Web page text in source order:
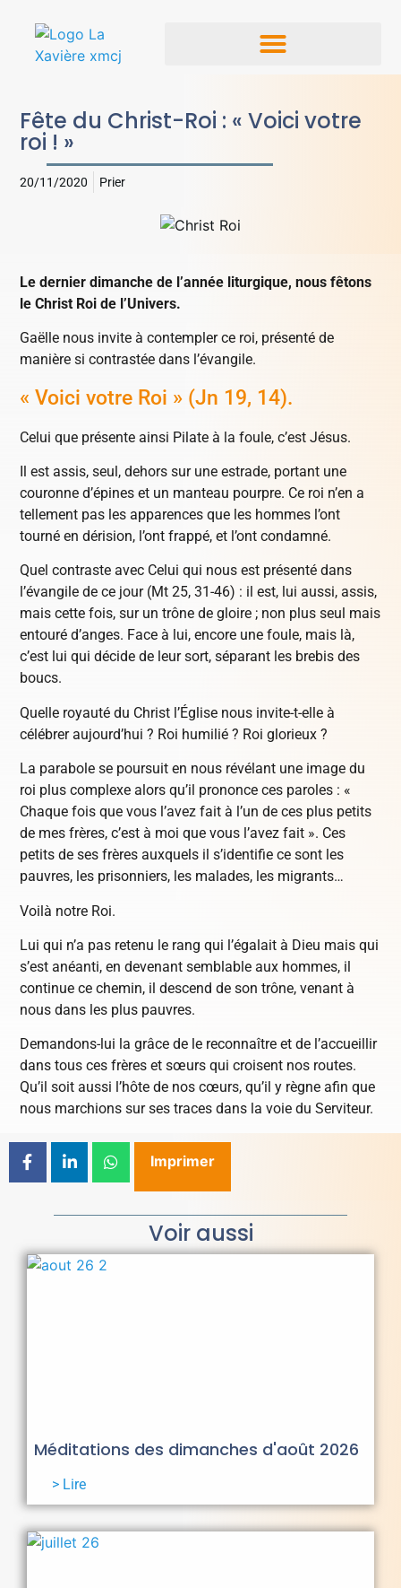
Fête du Christ-Roi : « Voici votre
roi ! »
20/11/2020 Prier
Le dernier dimanche de l’année liturgique, nous fêtons
le Christ Roi de l’Univers.
Gaëlle nous invite à contempler ce roi, présenté de
manière si contrastée dans l’évangile.
« Voici votre Roi » (Jn 19, 14).
Celui que présente ainsi Pilate à la foule, c’est Jésus.
Il est assis, seul, dehors sur une estrade, portant une
couronne d’épines et un manteau pourpre. Ce roi n’en a
tellement pas les apparences que les hommes l’ont
tourné en dérision, l’ont frappé, et l’ont condamné.
Quel contraste avec Celui qui nous est présenté dans
l’évangile de ce jour (Mt 25, 31-46) : il est, lui aussi, assis,
mais cette fois, sur un trône de gloire ; non plus seul mais
entouré d’anges. Face à lui, encore une foule, mais là,
c’est lui qui décide de leur sort, séparant les brebis des
boucs.
Quelle royauté du Christ l’Église nous invite-t-elle à
célébrer aujourd’hui ? Roi humilié ? Roi glorieux ?
La parabole se poursuit en nous révélant une image du
roi plus complexe alors qu’il prononce ces paroles : «
Chaque fois que vous l’avez fait à l’un de ces plus petits
de mes frères, c’est à moi que vous l’avez fait ». Ces
petits de ses frères auxquels il s’identifie ce sont les
pauvres, les prisonniers, les malades, les migrants…
Voilà notre Roi.
Lui qui n’a pas retenu le rang qui l’égalait à Dieu mais qui
s’est anéanti, en devenant semblable aux hommes, il
continue ce chemin, il descend de son trône, venant à
nous dans les plus pauvres.
Demandons-lui la grâce de le reconnaître et de l’accueillir
dans tous ces frères et sœurs qui croisent nos routes.
Qu’il soit aussi l’hôte de nos cœurs, qu’il y règne afin que
nous marchions sur ses traces dans la voie du Serviteur.
Imprimer
Voir aussi
Méditations des dimanches d'août 2026
> Lire